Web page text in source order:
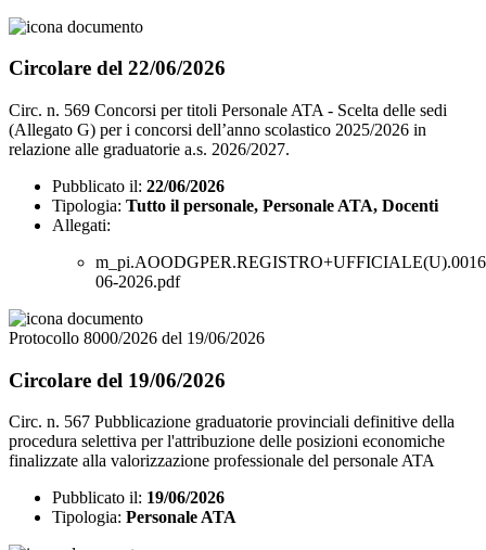
Circolare del 22/06/2026
Circ. n. 569 Concorsi per titoli Personale ATA - Scelta delle sedi
(Allegato G) per i concorsi dell’anno scolastico 2025/2026 in
relazione alle graduatorie a.s. 2026/2027.
Pubblicato il: 22/06/2026
Tipologia: Tutto il personale, Personale ATA, Docenti
Allegati:
06-2026.pdf
Protocollo 8000/2026 del 19/06/2026
Circolare del 19/06/2026
Circ. n. 567 Pubblicazione graduatorie provinciali definitive della
procedura selettiva per l'attribuzione delle posizioni economiche
finalizzate alla valorizzazione professionale del personale ATA
Pubblicato il: 19/06/2026
Tipologia: Personale ATA